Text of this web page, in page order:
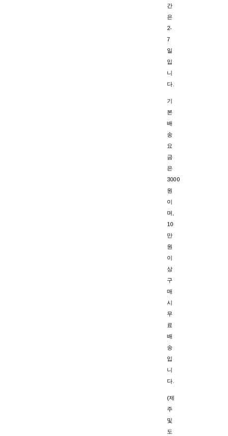
간
은
2-
7
일
입
니
다.
기
본
배
송
요
금
은
3000
원
이
며,
10
만
원
이
상
구
매
시
무
료
배
송
입
니
다.
(제
주
및
도